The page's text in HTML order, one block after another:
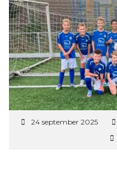
24 september 2025